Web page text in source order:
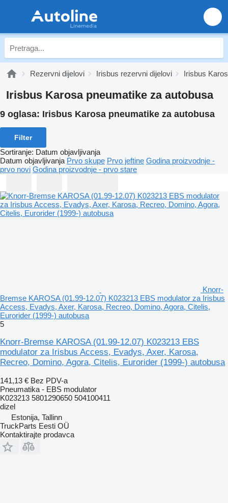
Rezervni dijelovi Irisbus rezervni dijelovi Irisbus
Irisbus Karosa pneumatikе za autobusa
9 oglasa: Irisbus Karosa pneumatikе za autobusa
Filter
Sortiranje: Datum objavljivanja
Datum objavljivanja Prvo skupe Prvo jeftine Godina proizvodnje -
prvo novi Godina proizvodnje - prvo stare
Knorr-
Bremse KAROSA (01.99-12.07) K023213 EBS modulator za Irisbus
Access, Evadys, Axer, Karosa, Recreo, Domino, Agora, Citelis,
Eurorider (1999-) autobusa
5
Knorr-Bremse KAROSA (01.99-12.07) K023213 EBS
modulator za Irisbus Access, Evadys, Axer, Karosa,
Recreo, Domino, Agora, Citelis, Eurorider (1999-) autobusa
141,13 € Bez PDV-a
Pneumatika - EBS modulator
K023213 5801290650 504100411
dizel
Estonija, Tallinn
TruckParts Eesti OÜ
Kontaktirajte prodavca